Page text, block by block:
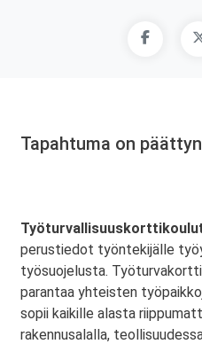
Tapahtuma on
perustiedot työntekijälle
työsuojelusta.
parantaa yhteisten
sopii kaikille alasta
rakennusalalla,